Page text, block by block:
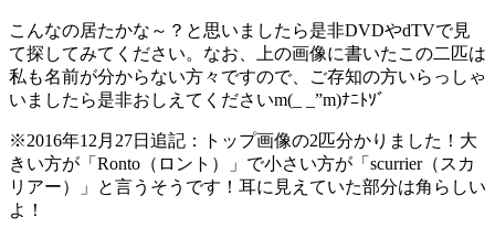
こんなの居たかな～？と思いましたら是非DVDやdTVで見
て探してみてください。なお、上の画像に書いたこの二匹は
私も名前が分からない方々ですので、ご存知の方いらっしゃ
いましたら是非おしえてくださいm(_ _”m)ﾅﾆﾄｿﾞ
※2016年12月27日追記：トップ画像の2匹分かりました！大
きい方が「Ronto（ロント）」で小さい方が「scurrier（スカ
リアー）」と言うそうです！耳に見えていた部分は角らしい
よ！